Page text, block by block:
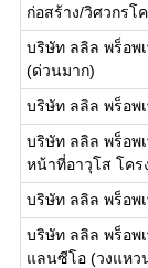
ก่อสร้าง/วิศวกรโ
บริษัท ลลิล พร็อพ
(ด่วนมาก)
บริษัท ลลิล พร็อพ
บริษัท ลลิล พร็อพ
หน้าที่อาวุโส โคร
บริษัท ลลิล พร็อพ
บริษัท ลลิล พร็อพ
แลนซีโอ (วงแหว